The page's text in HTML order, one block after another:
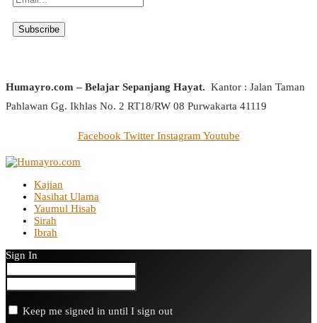
Humayro.com – Belajar Sepanjang Hayat. Kantor : Jalan Taman
Pahlawan Gg. Ikhlas No. 2 RT18/RW 08 Purwakarta 41119
Facebook Twitter Instagram Youtube
Kajian
Nasihat Ulama
Yaumul Hisab
Sirah
Ibrah
Sign In
Keep me signed in until I sign out